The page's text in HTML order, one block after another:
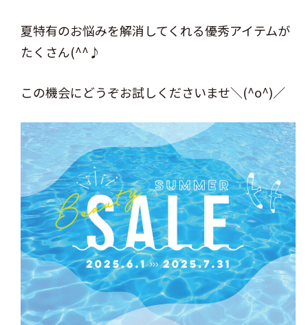
夏特有のお悩みを解消してくれる優秀アイテムが
たくさん(^^♪
この機会にどうぞお試しくださいませ＼(^o^)／